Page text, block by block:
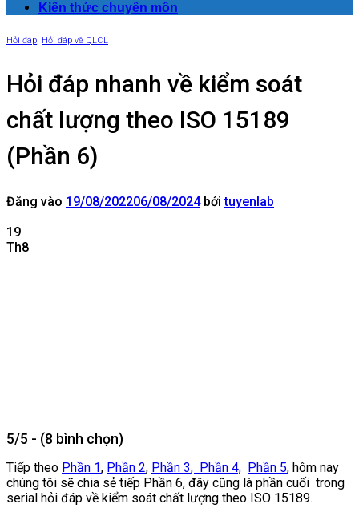
Kiến thức chuyên môn
Hỏi đáp, Hỏi đáp về QLCL
Hỏi đáp nhanh về kiểm soát
chất lượng theo ISO 15189
(Phần 6)
Đăng vào 19/08/202206/08/2024 bởituyenlab
19
Th8
5/5 - (8 bình chọn)
Tiếp theo Phần 1, Phần 2, Phần 3, Phần 4, Phần 5, hôm nay
chúng tôi sẽ chia sẻ tiếp Phần 6, đây cũng là phần cuối trong
serial hỏi đáp về kiểm soát chất lượng theo ISO 15189.